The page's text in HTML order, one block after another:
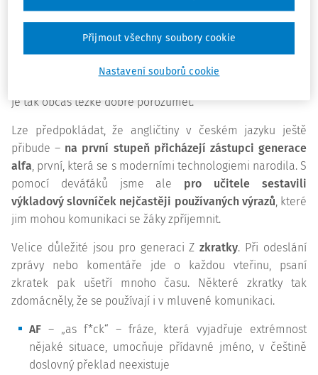
jsou v angličtině, pouštějí si videa v angličtině, sledují na
sociálních sítích zahraniční influencery, a s angličtinou se
automaticky i v češtině, přestože často nespisovně, v
je tak občas těžké dobře porozumět.
Lze předpokládat, že angličtiny v českém jazyku ještě
přibude – na první stupeň přicházejí zástupci generace
alfa, první, která se s moderními technologiemi narodila. S
pomocí deváťáků jsme ale pro učitele sestavili
výkladový slovníček nejčastěji používaných výrazů, které
jim mohou komunikaci se žáky zpříjemnit.
Velice důležité jsou pro generaci Z zkratky. Při odeslání
zprávy nebo komentáře jde o každou vteřinu, psaní
zkratek pak ušetří mnoho času. Některé zkratky tak
zdomácněly, že se používají i v mluvené komunikaci.
AF – „as f*ck“ – fráze, která vyjadřuje extrémnost
nějaké situace, umocňuje přídavné jméno, v češtině
doslovný překlad neexistuje
Nastavení souborů cookie
Přijmout všechny soubory cookie